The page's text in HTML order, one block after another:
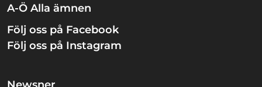
A-Ö Alla ämnen
Följ oss på Facebook
Följ oss på Instagram